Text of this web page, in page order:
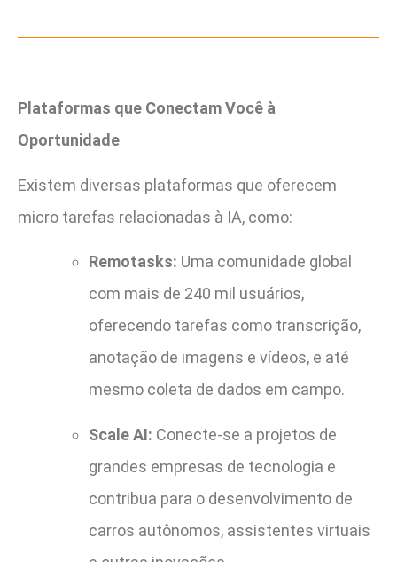
Plataformas que Conectam Você à
Oportunidade
Existem diversas plataformas que oferecem
micro tarefas relacionadas à IA, como:
Remotasks: Uma comunidade global
com mais de 240 mil usuários,
oferecendo tarefas como transcrição,
anotação de imagens e vídeos, e até
mesmo coleta de dados em campo.
Scale AI: Conecte-se a projetos de
grandes empresas de tecnologia e
contribua para o desenvolvimento de
carros autônomos, assistentes virtuais